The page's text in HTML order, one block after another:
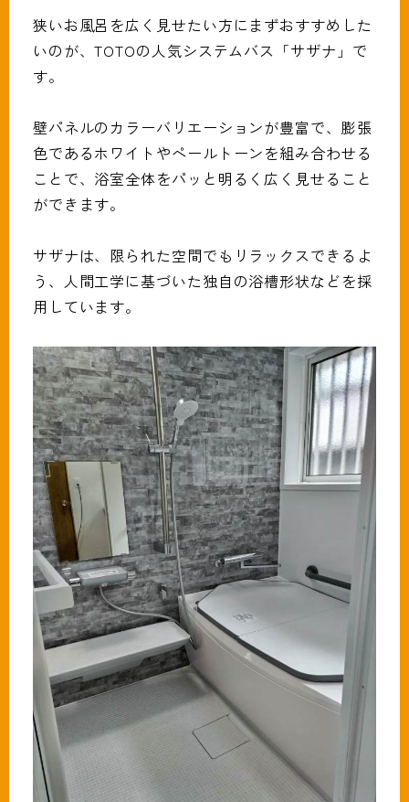
狭いお風呂を広く見せたい方にまずおすすめした
いのが、TOTOの人気システムバス「サザナ」で
す。
壁パネルのカラーバリエーションが豊富で、膨張
色であるホワイトやペールトーンを組み合わせる
ことで、浴室全体をパッと明るく広く見せること
ができます。
サザナは、限られた空間でもリラックスできるよ
う、人間工学に基づいた独自の浴槽形状などを採
用しています。